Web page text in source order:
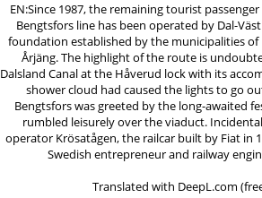
EN:Since 1987, the remaining tourist
Bengtsfors line has been operated by Dal-
foundation established by the municipalities of
Årjäng. The highlight of the route is
Dalsland Canal at the Håverud lock with its
shower cloud had caused the lights to go
Bengtsfors was greeted by the long-awaited
rumbled leisurely over the viaduct.
operator Krösatågen, the railcar built by Fiat in
Swedish entrepreneur and railway
Translated with DeepL.com